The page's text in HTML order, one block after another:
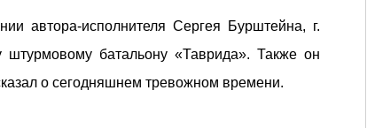
автора-исполнителя Сергея Бурштейна, г.
батальону «Таврида». Также он
о сегодняшнем тревожном времени.